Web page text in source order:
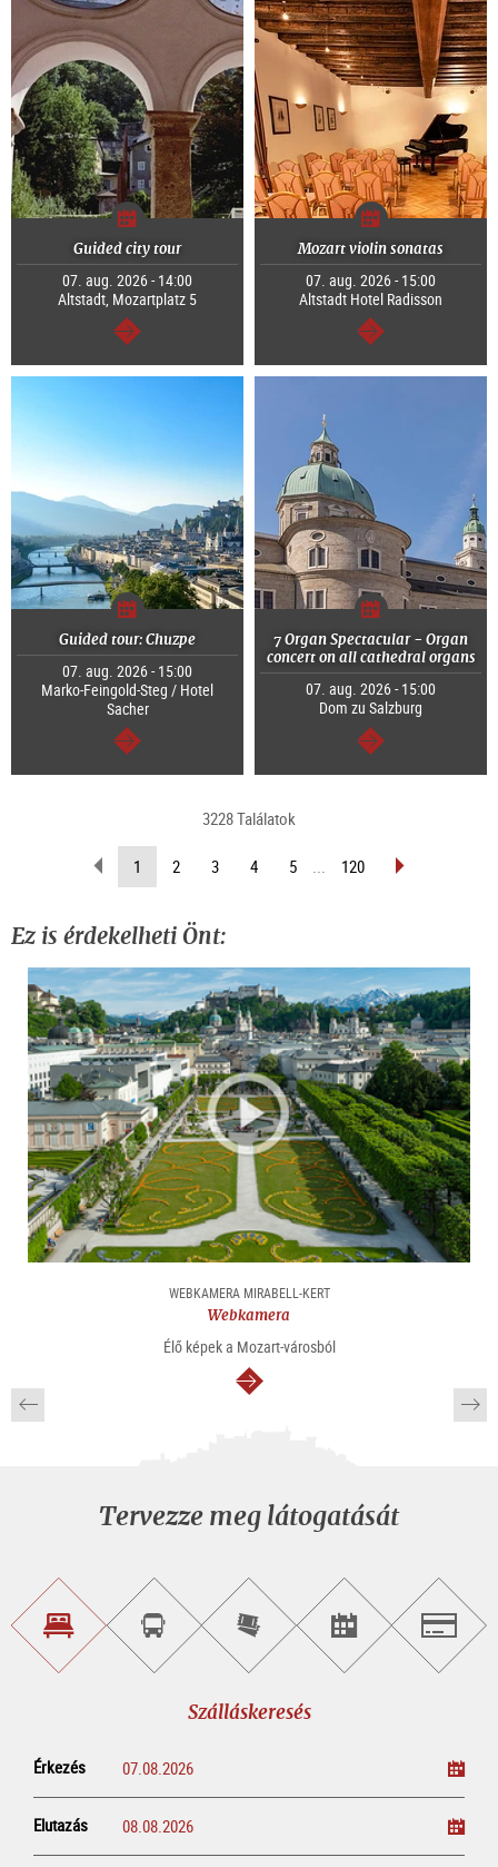
Guided city tour
07. aug. 2026 - 14:00
Altstadt, Mozartplatz 5
Tovább
Mozart violin sonatas
07. aug. 2026 - 15:00
Altstadt Hotel Radisson
Tovább
Guided tour: Chuzpe
07. aug. 2026 - 15:00
Marko-Feingold-Steg / Hotel
Sacher
Tovább
7 Organ Spectacular - Organ
concert on all cathedral organs
07. aug. 2026 - 15:00
Dom zu Salzburg
Tovább
3228 Találatok
Lapozás
vissza
1 (Aktuális
oldal)
2 3 4 5 ... 120 Lapozás
Ez is érdekelheti Önt:
WEBKAMERA MIRABELL-KERT
Webkamera
Élő képek a Mozart-városból
Tovább
Tervezze meg látogatását
SzálláskeresésVárosnéző
túra
foglalása
Online
jegyvásárlás
Rendezvény
keresése
Szálláskeresés
Érkezés
Elutazás